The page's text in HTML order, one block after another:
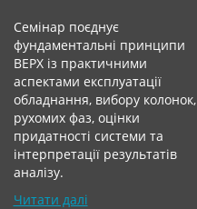
Семінар поєднує
фундаментальні принципи
ВЕРХ із практичними
аспектами експлуатації
обладнання, вибору колонок,
рухомих фаз, оцінки
придатності системи та
інтерпретації результатів
аналізу.
Читати далі